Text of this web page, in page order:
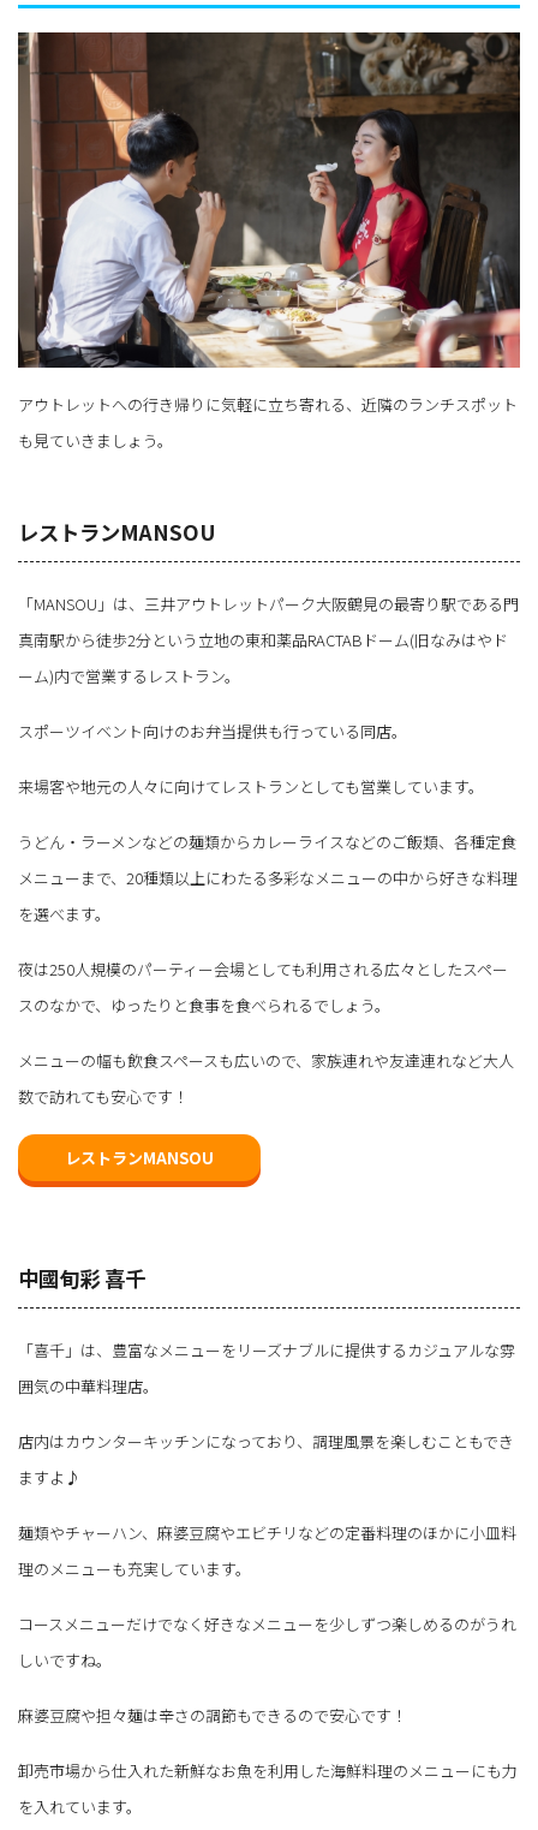
アウトレットへの行き帰りに気軽に立ち寄れる、近隣のランチスポット
も見ていきましょう。
レストランMANSOU
「MANSOU」は、三井アウトレットパーク大阪鶴見の最寄り駅である門
真南駅から徒歩2分という立地の東和薬品RACTABドーム(旧なみはやド
ーム)内で営業するレストラン。
スポーツイベント向けのお弁当提供も行っている同店。
来場客や地元の人々に向けてレストランとしても営業しています。
うどん・ラーメンなどの麺類からカレーライスなどのご飯類、各種定食
メニューまで、20種類以上にわたる多彩なメニューの中から好きな料理
を選べます。
夜は250人規模のパーティー会場としても利用される広々としたスペー
スのなかで、ゆったりと食事を食べられるでしょう。
メニューの幅も飲食スペースも広いので、家族連れや友達連れなど大人
数で訪れても安心です！
レストランMANSOU
中國旬彩 喜千
「喜千」は、豊富なメニューをリーズナブルに提供するカジュアルな雰
囲気の中華料理店。
店内はカウンターキッチンになっており、調理風景を楽しむこともでき
ますよ♪
麺類やチャーハン、麻婆豆腐やエビチリなどの定番料理のほかに小皿料
理のメニューも充実しています。
コースメニューだけでなく好きなメニューを少しずつ楽しめるのがうれ
しいですね。
麻婆豆腐や担々麺は辛さの調節もできるので安心です！
卸売市場から仕入れた新鮮なお魚を利用した海鮮料理のメニューにも力
を入れています。